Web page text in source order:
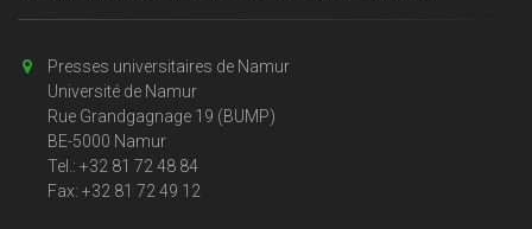
Presses universitaires de Namur
Université de Namur
Rue Grandgagnage 19 (BUMP)
BE-5000 Namur
Tel.: +32 81 72 48 84
Fax: +32 81 72 49 12